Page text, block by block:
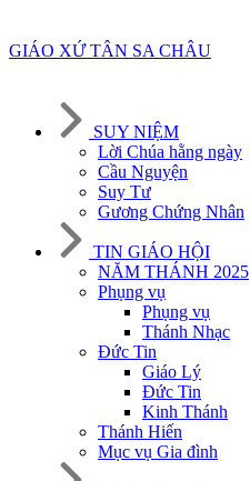
GIÁO XỨ TÂN SA CHÂU
SUY NIỆM
Lời Chúa hằng ngày
Cầu Nguyện
Suy Tư
Gương Chứng Nhân
TIN GIÁO HỘI
NĂM THÁNH 2025
Phụng vụ
Phụng vụ
Thánh Nhạc
Đức Tin
Giáo Lý
Đức Tin
Kinh Thánh
Thánh Hiến
Mục vụ Gia đình